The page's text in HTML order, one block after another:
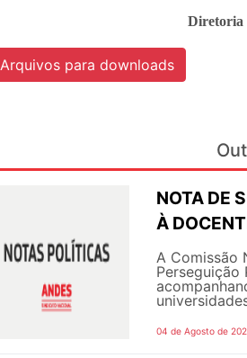
Diretoria
Arquivos para downloads
NOTA DE
À
A Comissão
Perseguição
04 de Agosto de